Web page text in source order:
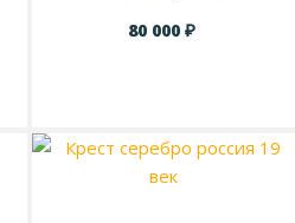
80 000₽